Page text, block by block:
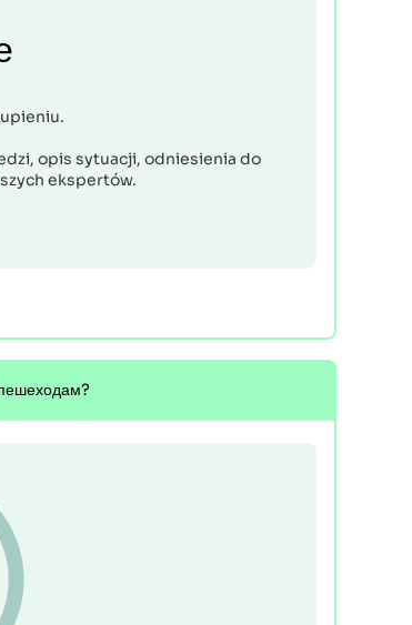
opis sytuacji, odniesienia do
ekspertów.